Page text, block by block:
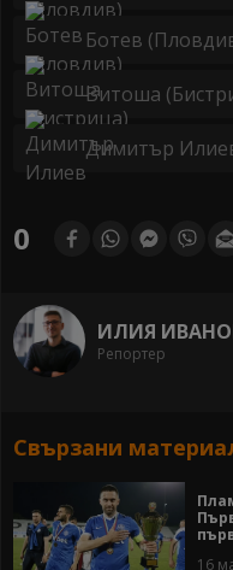
Ботев
Витоша
Димитър
0
ИЛИЯ
Репортер
Свързани
16